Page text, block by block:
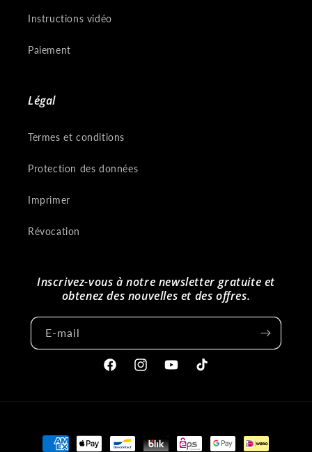
Instructions vidéo
Paiement
Légal
Termes et conditions
Protection des données
Imprimer
Révocation
Inscrivez-vous à notre newsletter gratuite et
obtenez des nouvelles et des offres.
E-mail
FacebookInstagramYoutubeTiktok
Méthodes